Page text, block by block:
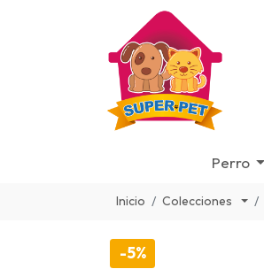
Perro
Inicio Colecciones
-5%